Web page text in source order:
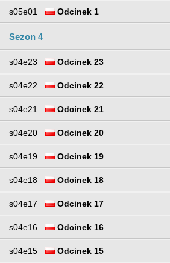
s05e01 Odcinek 1
Sezon 4
s04e23 Odcinek 23
s04e22 Odcinek 22
s04e21 Odcinek 21
s04e20 Odcinek 20
s04e19 Odcinek 19
s04e18 Odcinek 18
s04e17 Odcinek 17
s04e16 Odcinek 16
s04e15 Odcinek 15